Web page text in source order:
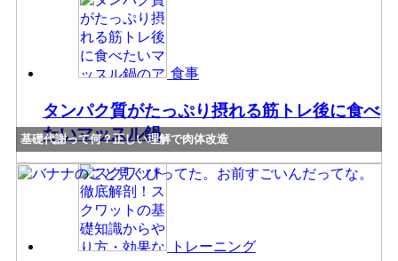
基礎代謝って何？正しい理解で肉体改造
食事
タンパク質がたっぷり摂れる筋トレ後に食べ
たいマッスル鍋
トレーニング